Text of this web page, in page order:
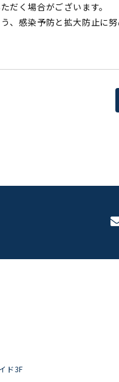
だく場合がございます。
、感染予防と拡大防止に
ド3F